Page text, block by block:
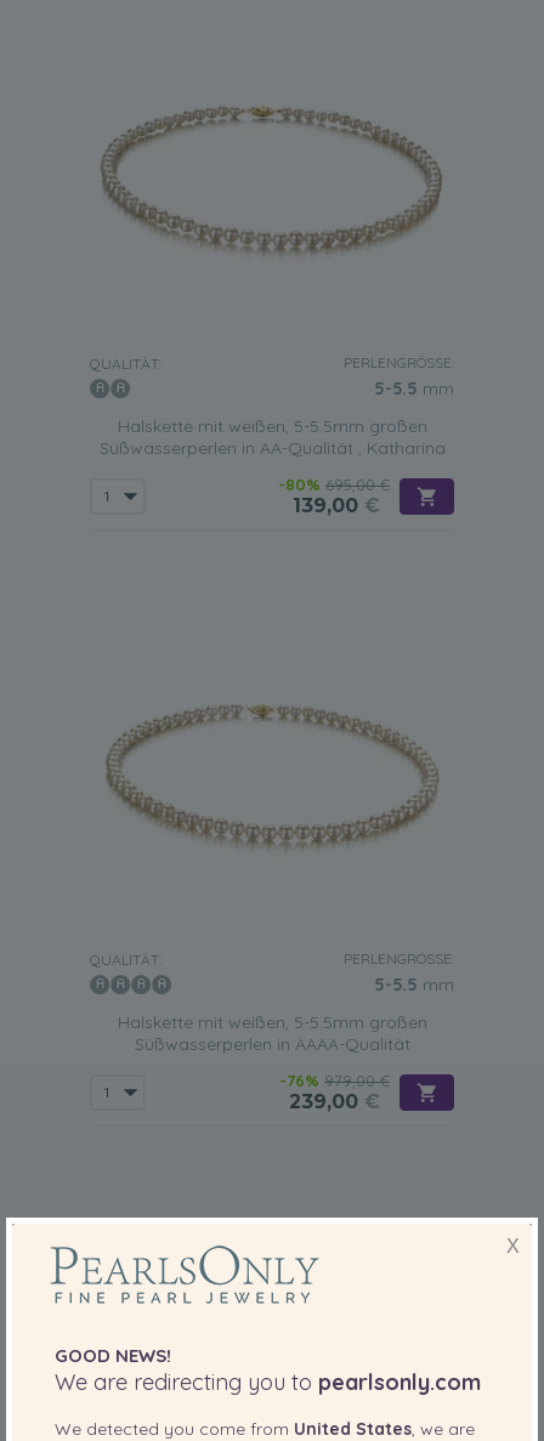
QUALITÄT: PERLENGRÖSSE:
5-5.5 mm
Halskette mit weißen, 5-5.5mm großen
Süßwasserperlen in AA-Qualität , Katharina
-80% 695,00 €
139,00 €
QUALITÄT: PERLENGRÖSSE:
5-5.5 mm
Halskette mit weißen, 5-5.5mm großen
Süßwasserperlen in AAAA-Qualität
-76% 979,00 €
239,00 €
X
GOOD NEWS!
We are redirecting you to pearlsonly.com
We detected you come from United States, we are